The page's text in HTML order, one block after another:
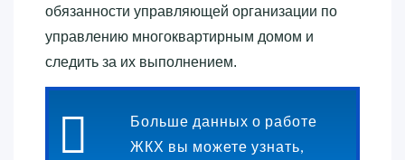
обязанности управляющей организации по
управлению многоквартирным домом и
следить за их выполнением.
Больше данных о работе
ЖКХ вы можете узнать,